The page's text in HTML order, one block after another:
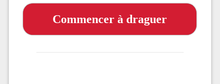
Commencer à draguer